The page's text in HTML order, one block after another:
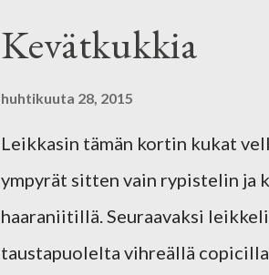
ja kommentoit oikeaan
työni kollaasiarkin kuvasta :)
Kevätkukkia
huhtikuuta 28, 2015
Leikkasin tämän kortin kukat
ympyrät sitten vain rypistelin ja
haaraniitillä. Seuraavaksi
taustapuolelta vihreällä